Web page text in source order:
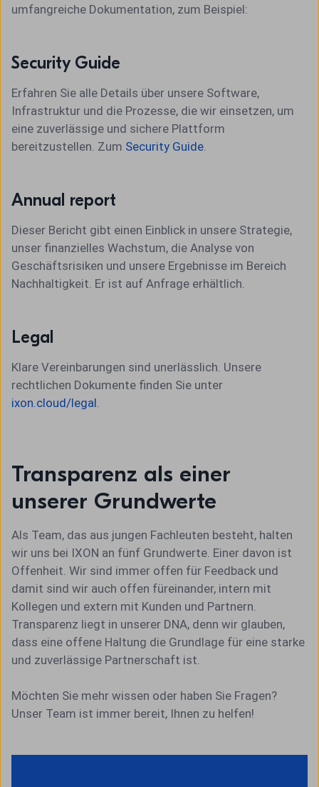
umfangreiche Dokumentation, zum Beispiel:
Security Guide
Erfahren Sie alle Details über unsere Software,
Infrastruktur und die Prozesse, die wir einsetzen, um
eine zuverlässige und sichere Plattform
bereitzustellen. Zum Security Guide.
Annual report
Dieser Bericht gibt einen Einblick in unsere Strategie,
unser finanzielles Wachstum, die Analyse von
Geschäftsrisiken und unsere Ergebnisse im Bereich
Nachhaltigkeit. Er ist auf Anfrage erhältlich.
Legal
Klare Vereinbarungen sind unerlässlich. Unsere
rechtlichen Dokumente finden Sie unter
ixon.cloud/legal.
Transparenz als einer
unserer Grundwerte
Als Team, das aus jungen Fachleuten besteht, halten
wir uns bei IXON an fünf Grundwerte. Einer davon ist
Offenheit. Wir sind immer offen für Feedback und
damit sind wir auch offen füreinander, intern mit
Kollegen und extern mit Kunden und Partnern.
Transparenz liegt in unserer DNA, denn wir glauben,
dass eine offene Haltung die Grundlage für eine starke
und zuverlässige Partnerschaft ist.
Möchten Sie mehr wissen oder haben Sie Fragen?
Unser Team ist immer bereit, Ihnen zu helfen!